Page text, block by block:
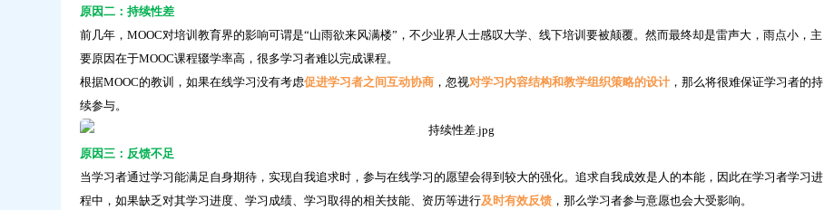
原因二：持续性差
前几年，MOOC对培训教育界的影响可谓是“山雨欲来风满楼”，不少业界人士感叹大学、线下培训要被颠覆。然而最终却是雷声大，雨点小，主
要原因在于MOOC课程辍学率高，很多学习者难以完成课程。
根据MOOC的教训，如果在线学习没有考虑促进学习者之间互动协商，忽视对学习内容结构和教学组织策略的设计，那么将很难保证学习者的持
续参与。
原因三：反馈不足
当学习者通过学习能满足自身期待，实现自我追求时，参与在线学习的愿望会得到较大的强化。追求自我成效是人的本能，因此在学习者学习进
程中，如果缺乏对其学习进度、学习成绩、学习取得的相关技能、资历等进行及时有效反馈，那么学习者参与意愿也会大受影响。